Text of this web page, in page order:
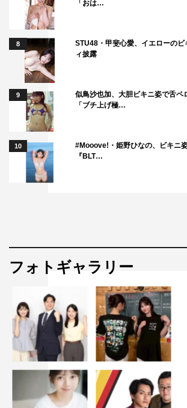
ファーストサマーウイカ
ブラックマヨネーズ
「おは…
8
STU48・甲斐心愛、イエローの
ィ披露
9
似鳥沙也加、大胆ビキニ姿で舌
「ブチ上げ極…
10
#Mooove!・姫野ひなの、ビキニ
『BLT…
フォトギャラリー